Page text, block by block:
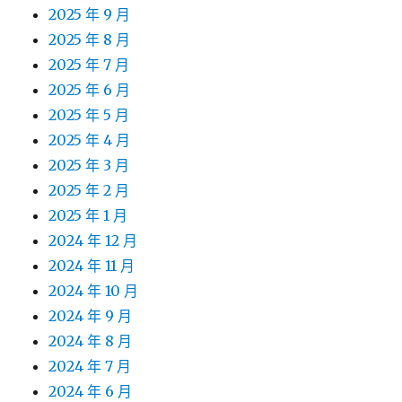
2025 年 9 月
2025 年 8 月
2025 年 7 月
2025 年 6 月
2025 年 5 月
2025 年 4 月
2025 年 3 月
2025 年 2 月
2025 年 1 月
2024 年 12 月
2024 年 11 月
2024 年 10 月
2024 年 9 月
2024 年 8 月
2024 年 7 月
2024 年 6 月